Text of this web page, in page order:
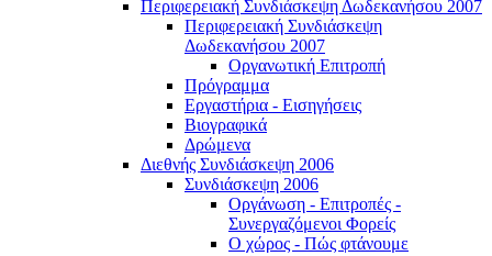
Περιφερειακή Συνδιάσκεψη Δωδεκανήσου 2007
Περιφερειακή Συνδιάσκεψη
Δωδεκανήσου 2007
Οργανωτική Επιτροπή
Πρόγραμμα
Εργαστήρια - Εισηγήσεις
Βιογραφικά
Δρώμενα
Διεθνής Συνδιάσκεψη 2006
Συνδιάσκεψη 2006
Οργάνωση - Επιτροπές -
Συνεργαζόμενοι Φορείς
Ο χώρος - Πώς φτάνουμε